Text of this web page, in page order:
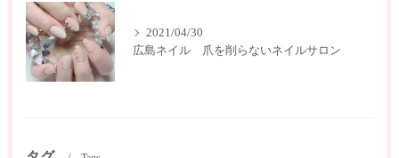
2021/04/30
広島ネイル 爪を削らないネイルサロン